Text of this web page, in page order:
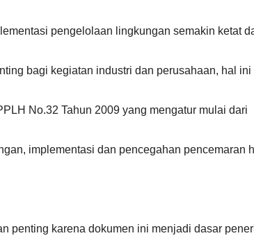
pengelolaan lingkungan semakin ketat
bagi kegiatan industri dan perusahaan, hal ini
No.32 Tahun 2009 yang mengatur mulai dari
implementasi dan pencegahan pencemaran
penting karena dokumen ini menjadi dasar